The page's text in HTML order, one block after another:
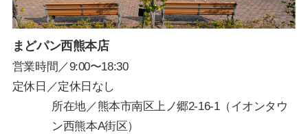
まどパン西熊本店
営業時間／9:00〜18:30
定休日／定休日なし
所在地／熊本市南区上ノ郷2-16-1（イオンタウ
ン西熊本A街区）